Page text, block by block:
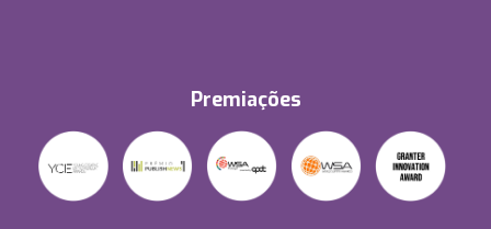
Premiações